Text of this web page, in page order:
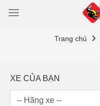
qua
Trang chủ
XE CỦA BẠN